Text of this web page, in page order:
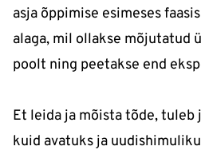
asja õppimise esimeses
alaga, mil ollakse mõjutatud
poolt ning peetakse end
Et leida ja mõista tõde, tuleb
kuid avatuks ja